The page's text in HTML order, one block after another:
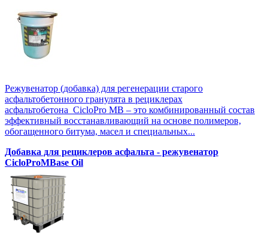
Режувенатор (добавка) для регенерации старого
асфальтобетонного гранулята в рециклерах
асфальтобетона CicloPro MB – это комбинированный состав
эффективный восстанавливающий на основе полимеров,
обогащенного битума, масел и специальных...
Добавка для рециклеров асфальта - режувенатор
CicloProMBase Oil